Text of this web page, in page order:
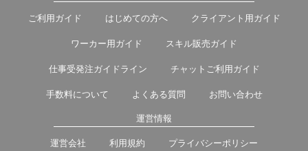
ご利用ガイド はじめての方へ クライアント用ガイド
ワーカー用ガイド スキル販売ガイド
仕事受発注ガイドライン チャットご利用ガイド
手数料について よくある質問 お問い合わせ
運営情報
運営会社 利用規約 プライバシーポリシー